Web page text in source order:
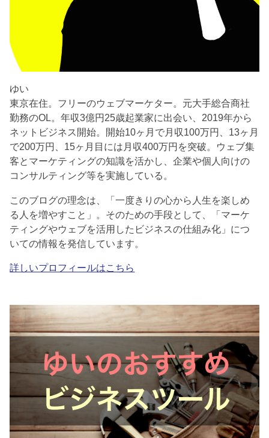
ゆい
東京在住。フリーのウェブマーケター。元大手総合商社
勤務のOL。年収3億円25歳起業家に出会い、2019年から
ネットビジネス開始。開始10ヶ月で月収100万円、13ヶ月
で200万円、15ヶ月目には月収400万円を突破。ウェブ集
客とマーケティングの知識を活かし、企業や個人向けの
コンサルティング等を実施している。
このブログの理念は、「一度きりの心から人生を楽しめ
る人を増やすこと」。そのための手段として、「マーケ
ティングやウェブを活用したビジネスの仕組み化」につ
いての情報を発信しています。
詳しいプロフィールはこちら